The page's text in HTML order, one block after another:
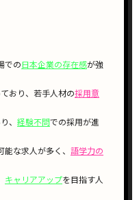
での日本企業の存在感が強
おり、若手人材の採用意
、 経験不問での採用が進
能な求人が多く、 語学力の
キャリアアップを目指す人